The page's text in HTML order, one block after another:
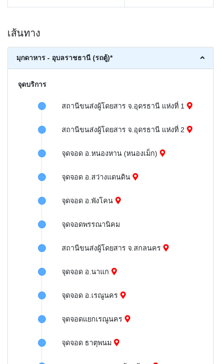
เส้นทาง
มุกดาหาร - อุบลราชธานี (รถตู้)*
จุดบริการ
สถานีขนส่งผู้โดยสาร จ.อุดรธานี แห่งที่ 1
สถานีขนส่งผู้โดยสาร จ.อุดรธานี แห่งที่ 2
จุดจอด อ.หนองหาน (หนองเม็ก)
จุดจอด อ.สว่างแดนดิน
จุดจอด อ.พังโคน
จุดจอดพรรณานิคม
สถานีขนส่งผู้โดยสาร จ.สกลนคร
จุดจอด อ.นาแก
จุดจอด อ.เรณูนคร
จุดจอดแยกเรณูนคร
จุดจอด ธาตุพนม